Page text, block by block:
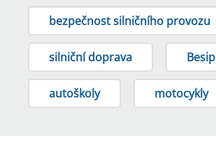
bezpečnost silničního provozu
silniční doprava Besip
autoškoly motocykly